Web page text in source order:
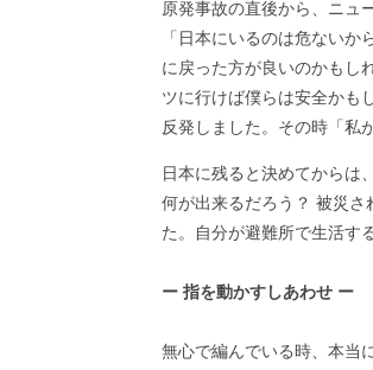
原発事故の直後から、ニュ
「日本にいるのは危ない
に戻った方が良いのかもし
ツに行けば僕らは安全かも
反発しました。その時「私
日本に残ると決めてからは
何が出来るだろう？ 被災
た。自分が避難所で生活
ー 指を動かすしあわせ ー
無心で編んでいる時、本当